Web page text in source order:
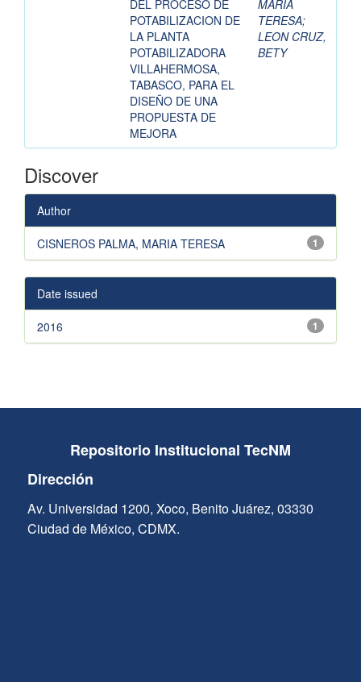
DEL PROCESO DE
POTABILIZACION DE
LA PLANTA
POTABILIZADORA
VILLAHERMOSA,
TABASCO, PARA EL
DISEÑO DE UNA
PROPUESTA DE
MEJORA
MARIA
TERESA;
LEON CRUZ,
BETY
Discover
Author
1
CISNEROS PALMA, MARIA TERESA
Date issued
1
2016
Repositorio Institucional TecNM
Dirección
Av. Universidad 1200, Xoco, Benito Juárez, 03330
Ciudad de México, CDMX.